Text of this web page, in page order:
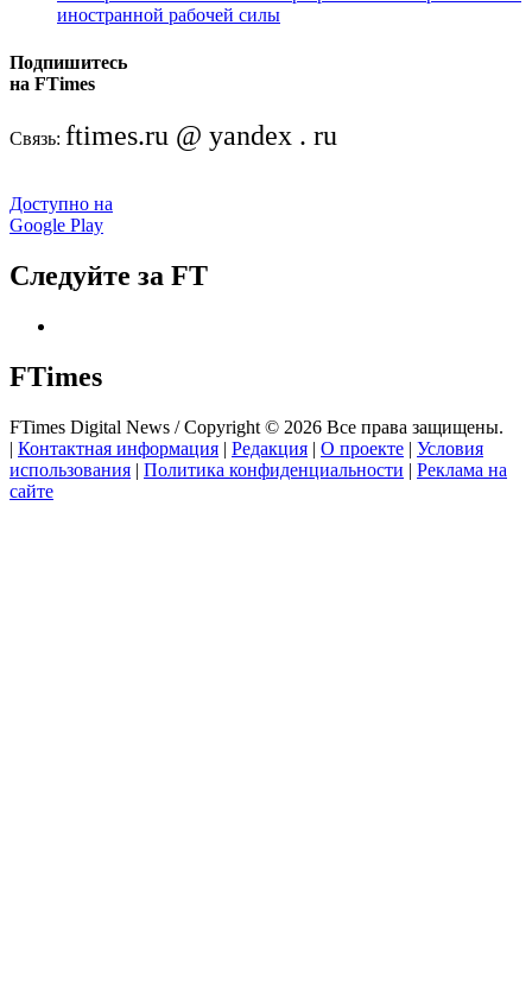
иностранной рабочей силы
Подпишитесь
на FTimes
Связь: ftimes.ru @ yandex . ru
Доступно на
Google Play
Следуйте за FT
FTimes
FTimes Digital News / Copyright © 2026 Все права защищены.
| Контактная информация | Редакция | О проекте | Условия
использования | Политика конфиденциальности | Реклама на
сайте